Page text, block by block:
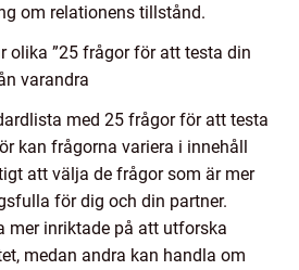
om relationens tillstånd.
olika ”25 frågor för att testa din
varandra
med 25 frågor för att testa
kan frågorna variera i innehåll
att välja de frågor som är mer
för dig och din partner.
mer inriktade på att utforska
medan andra kan handla om